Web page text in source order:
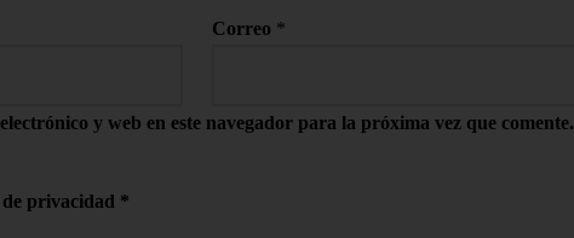
Correo *
y web en este navegador para la próxima vez que comente.
privacidad *